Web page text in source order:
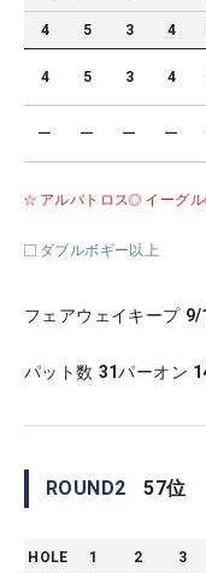
4 5 3 4
4 5 3 4
ー ー ー ー
アルバトロス イーグル
ダブルボギー以上
フェアウェイキープ 9/
パット数 31パーオン
ROUND2 57位
HOLE 1 2 3